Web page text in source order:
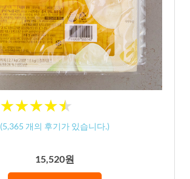
★★★★★
★★★★★
(5,365 개의 후기가 있습니다.)
15,520원